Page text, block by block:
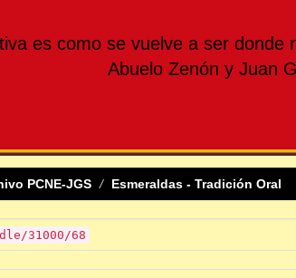
es como se vuelve a ser donde
Abuelo Zenón y Juan
PCNE-JGS Esmeraldas - Tradición Oral
31000/68